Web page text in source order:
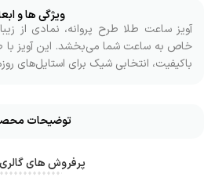
ویژگی ها و
آویز ساعت طلا طرح پروانه، نمادی از
خاص به ساعت شما می‌بخشد. این آویز
باکیفیت، انتخابی شیک برای استایل‌های
توضیحات
پرفروش های